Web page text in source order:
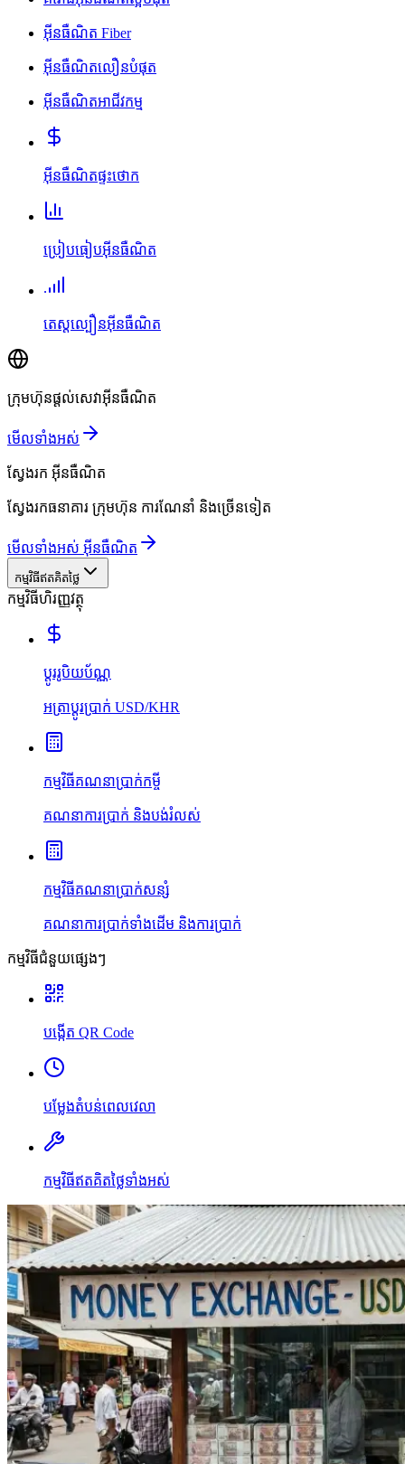
អ៊ីនធឺណិត Fiber
អ៊ីនធឺណិតលឿនបំផុត
អ៊ីនធឺណិតអាជីវកម្ម
អ៊ីនធឺណិតផ្ទះថោក
ប្រៀបធៀបអ៊ីនធឺណិត
តេស្តល្បឿនអ៊ីនធឺណិត
ក្រុមហ៊ុនផ្តល់សេវាអ៊ីនធឺណិត
មើលទាំងអស់
ស្វែងរក អ៊ីនធឺណិត
ស្វែងរកធនាគារ ក្រុមហ៊ុន ការណែនាំ និងច្រើនទៀត
មើលទាំងអស់ អ៊ីនធឺណិត
កម្មវិធីឥតគិតថ្លៃ
កម្មវិធីហិរញ្ញវត្ថុ
ប្ដូររូបិយប័ណ្ណ
អត្រាប្ដូរប្រាក់ USD/KHR
កម្មវិធីគណនាប្រាក់កម្ចី
គណនាការប្រាក់ និងបង់រំលស់
កម្មវិធីគណនាប្រាក់សន្សំ
គណនាការប្រាក់ទាំងដើម និងការប្រាក់
កម្មវិធីជំនួយផ្សេងៗ
បង្កើត QR Code
បម្លែងតំបន់ពេលវេលា
កម្មវិធីឥតគិតថ្លៃទាំងអស់